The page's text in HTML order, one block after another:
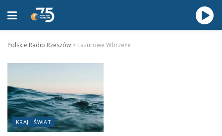
Polskie Radio Rzeszów > Lazurowe Wbrzeże
KRAJ I ŚWIAT